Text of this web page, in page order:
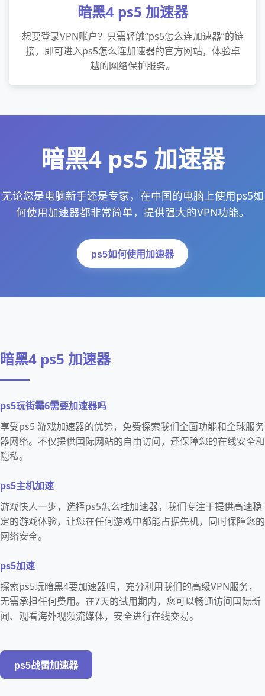
暗黑4 ps5 加速器
想要登录VPN账户？只需轻触“ps5怎么连加速器”的链
接，即可进入ps5怎么连加速器的官方网站，体验卓
越的网络保护服务。
暗黑4 ps5 加速器
无论您是电脑新手还是专家，在中国的电脑上使用ps5如
何使用加速器都非常简单，提供强大的VPN功能。
ps5如何使用加速器
暗黑4 ps5 加速器
ps5玩街霸6需要加速器吗
享受ps5 游戏加速器的优势，免费探索我们全面功能和全球服务
器网络。不仅提供国际网站的自由访问，还保障您的在线安全和
隐私。
ps5主机加速
游戏快人一步，选择ps5怎么挂加速器。我们专注于提供高速稳
定的游戏体验，让您在任何游戏中都能占据先机，同时保障您的
网络安全。
ps5加速
探索ps5玩暗黑4要加速器吗，充分利用我们的高级VPN服务，
无需承担任何费用。在7天的试用期内，您可以畅通访问国际新
闻、观看海外视频流媒体，安全进行在线交易。
ps5战雷加速器